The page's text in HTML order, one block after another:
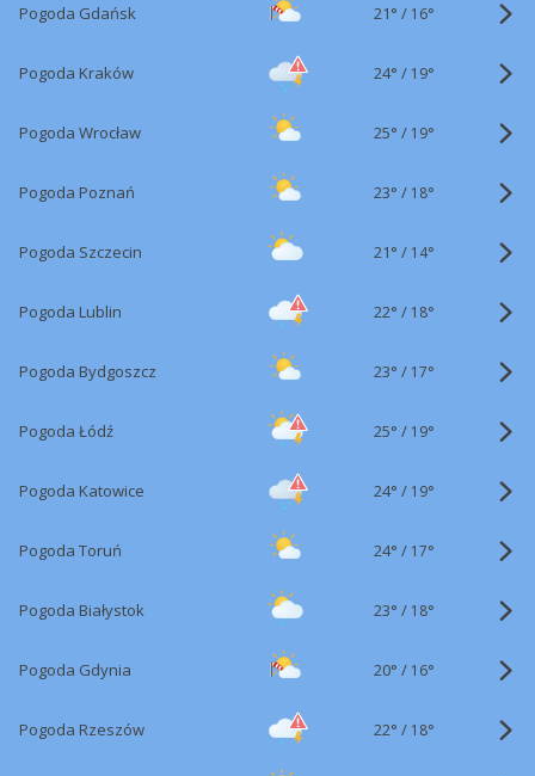
Pogoda Gdańsk 21° / 16°
Pogoda Kraków 24° / 19°
Pogoda Wrocław 25° / 19°
Pogoda Poznań 23° / 18°
Pogoda Szczecin 21° / 14°
Pogoda Lublin 22° / 18°
Pogoda Bydgoszcz 23° / 17°
Pogoda Łódź 25° / 19°
Pogoda Katowice 24° / 19°
Pogoda Toruń 24° / 17°
Pogoda Białystok 23° / 18°
Pogoda Gdynia 20° / 16°
Pogoda Rzeszów 22° / 18°